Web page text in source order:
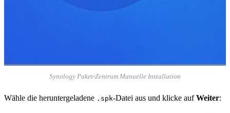
Synology Paket-Zentrum Manuelle Installation
Wähle die heruntergeladene .spk-Datei aus und klicke aufWeiter: